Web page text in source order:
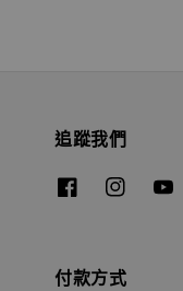
追蹤我們
付款方式